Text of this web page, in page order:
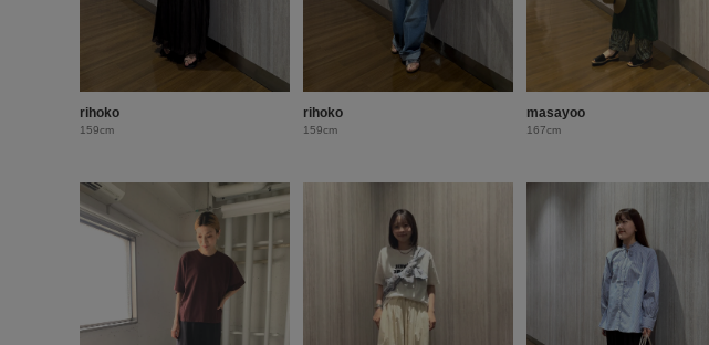
rihoko
159cm
rihoko
159cm
masayoo
167cm